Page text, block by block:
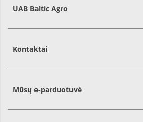
UAB Baltic Agro
Kontaktai
Mūsų e-parduotuvė